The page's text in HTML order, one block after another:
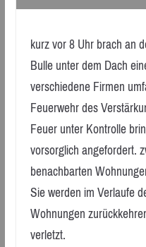
kurz vor 8 Uhr brach an
Bulle unter dem Dach
verschiedene Firmen
Feuerwehr des
Feuer unter Kontrolle
vorsorglich angefordert.
benachbarten
Sie werden im Verlaufe
Wohnungen
verletzt.